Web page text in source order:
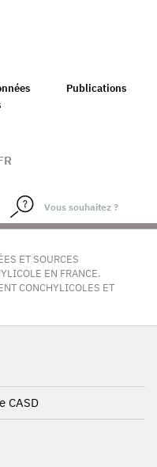
Publications
ET SOURCES
EN FRANCE.
CONCHYLICOLES ET
CASD